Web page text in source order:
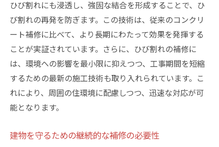
ひび割れにも浸透し、強固な結合を形成することで、ひ
び割れの再発を防ぎます。この技術は、従来のコンクリ
ート補修に比べて、より長期にわたって効果を発揮する
ことが実証されています。さらに、ひび割れの補修に
は、環境への影響を最小限に抑えつつ、工事期間を短縮
するための最新の施工技術も取り入れられています。こ
れにより、周囲の住環境に配慮しつつ、迅速な対応が可
能となります。
建物を守るための継続的な補修の必要性